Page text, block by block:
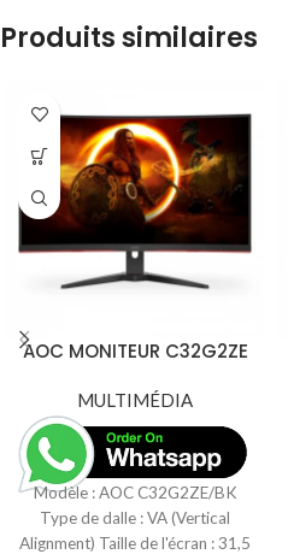
Produits similaires
AOC MONITEUR C32G2ZE
240HZ 1MS
MULTIMÉDIA
Modèle : AOC C32G2ZE/BK
Type de dalle : VA (Vertical
Alignment) Taille de l'écran : 31,5